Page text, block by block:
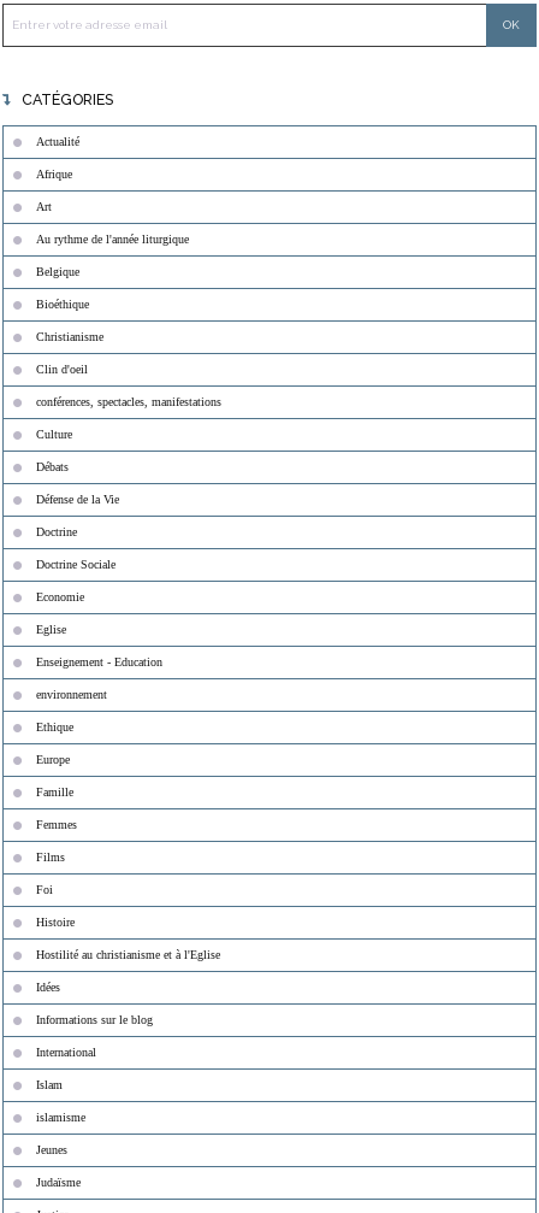
CATÉGORIES
Actualité
Afrique
Art
Au rythme de l'année liturgique
Belgique
Bioéthique
Christianisme
Clin d'oeil
conférences, spectacles, manifestations
Culture
Débats
Défense de la Vie
Doctrine
Doctrine Sociale
Economie
Eglise
Enseignement - Education
environnement
Ethique
Europe
Famille
Femmes
Films
Foi
Histoire
Hostilité au christianisme et à l'Eglise
Idées
Informations sur le blog
International
Islam
islamisme
Jeunes
Judaïsme